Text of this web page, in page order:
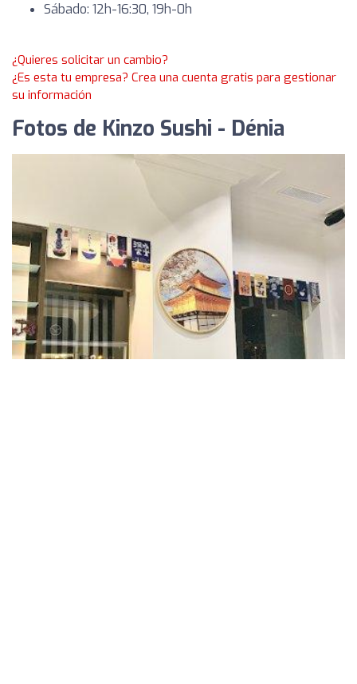
Sábado: 12h-16:30, 19h-0h
¿Quieres solicitar un cambio?
¿Es esta tu empresa? Crea una cuenta gratis para gestionar
su información
Fotos de Kinzo Sushi - Dénia